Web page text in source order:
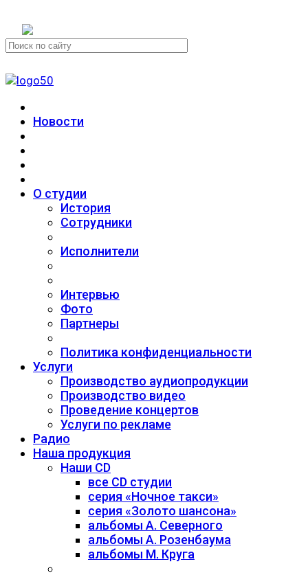
Новости
О студии
История
Сотрудники
Исполнители
Интервью
Фото
Партнеры
Политика конфиденциальности
Услуги
Производство аудиопродукции
Производство видео
Проведение концертов
Услуги по рекламе
Радио
Наша продукция
Наши CD
все CD студии
серия «Ночное такси»
серия «Золото шансона»
альбомы А. Северного
альбомы А. Розенбаума
альбомы М. Круга